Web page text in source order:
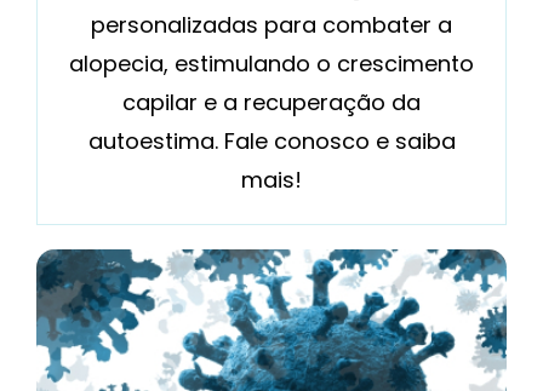
personalizadas para combater a
alopecia, estimulando o crescimento
capilar e a recuperação da
autoestima. Fale conosco e saiba
mais!